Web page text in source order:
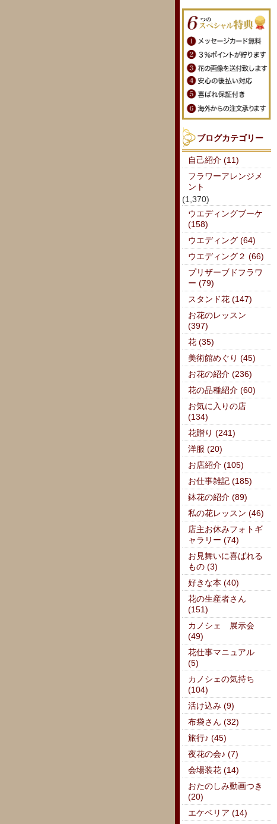
ブログカテゴリー
自己紹介 (11)
フラワーアレンジメ
ント
(1,370)
ウエディングブーケ
(158)
ウエディング (64)
ウエディング２ (66)
プリザーブドフラワ
ー (79)
スタンド花 (147)
お花のレッスン
(397)
花 (35)
美術館めぐり (45)
お花の紹介 (236)
花の品種紹介 (60)
お気に入りの店
(134)
花贈り (241)
洋服 (20)
お店紹介 (105)
お仕事雑記 (185)
鉢花の紹介 (89)
私の花レッスン (46)
店主お休みフォトギ
ャラリー (74)
お見舞いに喜ばれる
もの (3)
好きな本 (40)
花の生産者さん
(151)
カノシェ 展示会
(49)
花仕事マニュアル
(5)
カノシェの気持ち
(104)
活け込み (9)
布袋さん (32)
旅行♪ (45)
夜花の会♪ (7)
会場装花 (14)
おたのしみ動画つき
(20)
エケベリア (14)